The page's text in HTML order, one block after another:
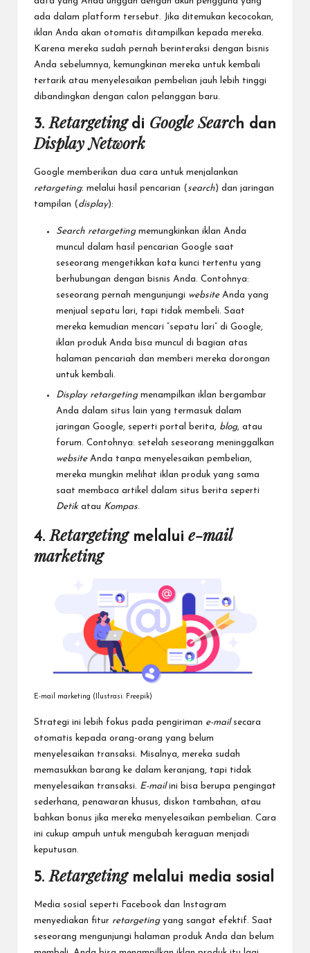
ada dalam platform tersebut. Jika ditemukan kecocokan,
iklan Anda akan otomatis ditampilkan kepada mereka.
Karena mereka sudah pernah berinteraksi dengan bisnis
Anda sebelumnya, kemungkinan mereka untuk kembali
tertarik atau menyelesaikan pembelian jauh lebih tinggi
dibandingkan dengan calon pelanggan baru.
3.Retargeting di Google Search dan
Display Network
Google memberikan dua cara untuk menjalankan
retargeting: melalui hasil pencarian ( search) dan jaringan
tampilan ( display):
Search retargetingmemungkinkan iklan Anda
muncul dalam hasil pencarian Google saat
seseorang mengetikkan kata kunci tertentu yang
berhubungan dengan bisnis Anda. Contohnya:
seseorang pernah mengunjungi website Anda yang
menjual sepatu lari, tapi tidak membeli. Saat
mereka kemudian mencari “sepatu lari” di Google,
iklan produk Anda bisa muncul di bagian atas
halaman pencariah dan memberi mereka dorongan
untuk kembali.
Display retargetingmenampilkan iklan bergambar
Anda dalam situs lain yang termasuk dalam
jaringan Google, seperti portal berita, blog, atau
forum. Contohnya: setelah seseorang meninggalkan
website Anda tanpa menyelesaikan pembelian,
mereka mungkin melihat iklan produk yang sama
saat membaca artikel dalam situs berita seperti
Detik atau Kompas
4.Retargetingmelalui e-mail
marketing
E-mail marketing (Ilustrasi: Freepik)
Strategi ini lebih fokus pada pengiriman e-mail secara
otomatis kepada orang-orang yang belum
menyelesaikan transaksi. Misalnya, mereka sudah
memasukkan barang ke dalam keranjang, tapi tidak
menyelesaikan transaksi. E-mailini bisa berupa pengingat
sederhana, penawaran khusus, diskon tambahan, atau
bahkan bonus jika mereka menyelesaikan pembelian. Cara
ini cukup ampuh untuk mengubah keraguan menjadi
keputusan.
5.Retargetingmelalui media sosial
Media sosial seperti Facebook dan Instagram
menyediakan fitur retargeting yang sangat efektif. Saat
seseorang mengunjungi halaman produk Anda dan belum